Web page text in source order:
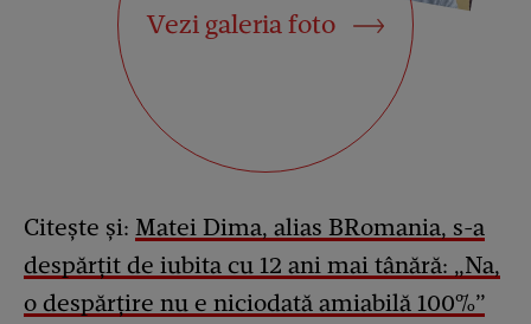
Vezi galeria foto
Citește și: Matei Dima, alias BRomania, s-a
despărțit de iubita cu 12 ani mai tânără: „Na,
o despărțire nu e niciodată amiabilă 100%”